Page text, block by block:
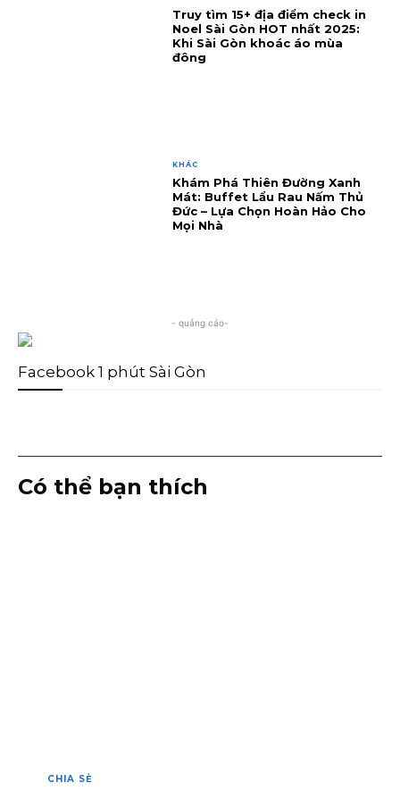
Truy tìm 15+ địa điểm check in
Noel Sài Gòn HOT nhất 2025:
Khi Sài Gòn khoác áo mùa
đông
KHÁC
Khám Phá Thiên Đường Xanh
Mát: Buffet Lẩu Rau Nấm Thủ
Đức – Lựa Chọn Hoàn Hảo Cho
Mọi Nhà
- quảng cáo-
Facebook 1 phút Sài Gòn
Có thể bạn thích
CHIA SẺ